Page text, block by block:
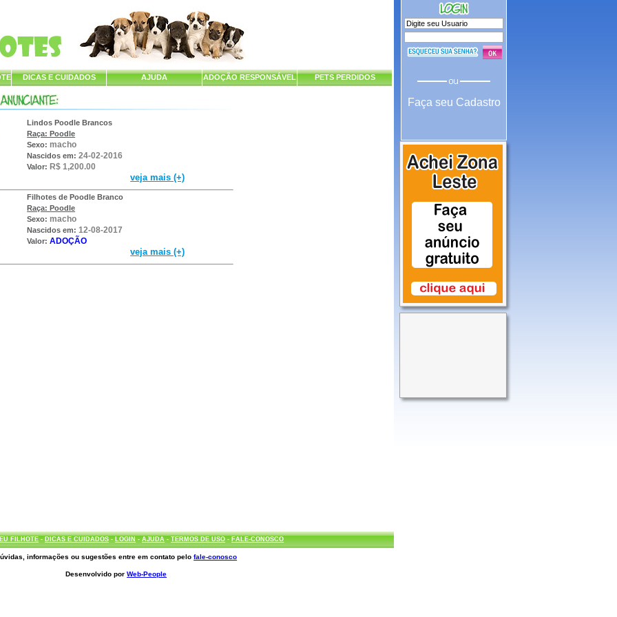
DICAS E CUIDADOS AJUDA ADOÇÃO RESPONSÁVEL PETS PERDIDOS
Lindos Poodle Brancos
Raça: Poodle
Sexo: macho
Nascidos em:24-02-2016
Valor: R$ 1,200.00
veja mais (+)
Filhotes de Poodle Branco
Raça: Poodle
Sexo: macho
Nascidos em: 12-08-2017
Valor:ADOÇÃO
veja mais (+)
FILHOTE- DICAS E CUIDADOS- LOGIN-AJUDA-TERMOS DE USO- FALE-CONOSCO
Faça seu Cadastro
informações ou sugestões entre em contato pelofale-conosco
Desenvolvido porWeb-People